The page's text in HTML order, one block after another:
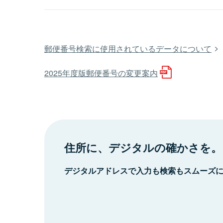
郵便番号検索に使用されているデータについて
2025年度版郵便番号の変更案内
住所に、デジタルの確かさを。
デジタルアドレスで入力も検索もスムーズ